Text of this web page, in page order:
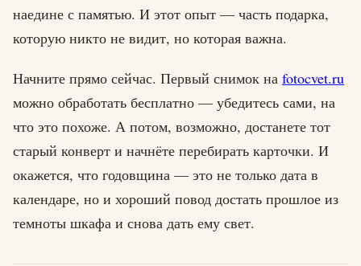
наедине с памятью. И этот опыт — часть подарка,
которую никто не видит, но которая важна.
Начните прямо сейчас. Первый снимок на fotocvet.ru
можно обработать бесплатно — убедитесь сами, на
что это похоже. А потом, возможно, достанете тот
старый конверт и начнёте перебирать карточки. И
окажется, что годовщина — это не только дата в
календаре, но и хороший повод достать прошлое из
темноты шкафа и снова дать ему свет.